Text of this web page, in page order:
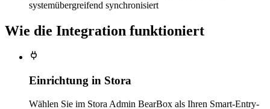
systemübergreifend synchronisiert
Wie die Integration funktioniert
Einrichtung in Stora
Wählen Sie im Stora Admin BearBox als Ihren Smart-Entry-